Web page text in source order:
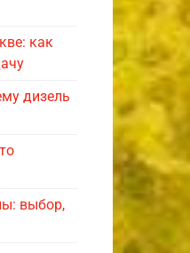
как
дизель
выбор,